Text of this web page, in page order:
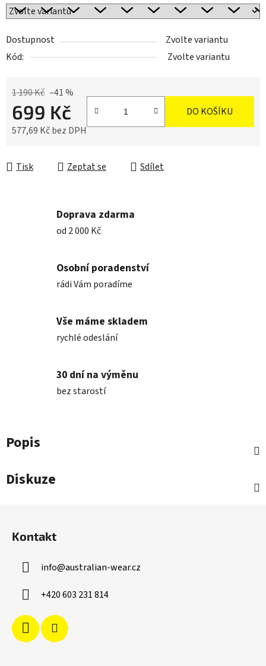
Dostupnost
Zvolte variantu
Kód:
Zvolte variantu
1 190 Kč –41 %
699 Kč
577,69 Kč bez DPH
DO KOŠÍKU
Tisk Zeptat se Sdílet
Doprava zdarma
od 2 000 Kč
Osobní poradenství
rádi Vám poradíme
Vše máme skladem
rychlé odeslání
30 dní na výměnu
bez starostí
Popis
Diskuze
Kontakt
info@australian-wear.cz
+420 603 231 814